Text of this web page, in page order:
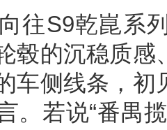
S9乾崑系列
毂的沉稳质感
车侧线条，初
。若说“番禺